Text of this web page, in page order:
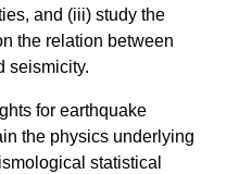
and (iii) study the
the relation between
seismicity.
for earthquake
the physics underlying
statistical